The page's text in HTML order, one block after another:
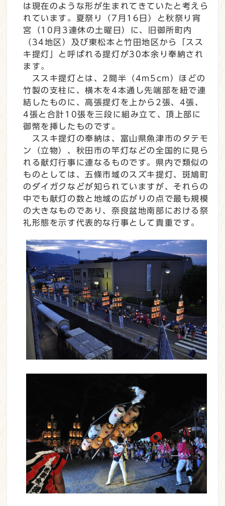
は現在のような形が生まれてきていたと考えら
れています。夏祭り（7月16日）と秋祭り宵
宮（10月3連休の土曜日）に、旧御所町内
（34地区）及び東松本と竹田地区から「スス
キ提灯」と呼ばれる提灯が30本余り奉納され
ます。
ススキ提灯とは、2間半（4m5cm）ほどの
竹製の支柱に、横木を4本通し先端部を紐で連
結したものに、高張提灯を上から2張、4張、
4張と合計10張を三段に組み立て、頂上部に
御幣を挿したものです。
ススキ提灯の奉納は、富山県魚津市のタテモ
ン（立物）、秋田市の竿灯などの全国的に見ら
れる献灯行事に連なるものです。県内で類似の
ものとしては、五條市域のスズキ提灯、斑鳩町
のダイガクなどが知られていますが、それらの
中でも献灯の数と地域の広がりの点で最も規模
の大きなものであり、奈良盆地南部における祭
礼形態を示す代表的な行事として貴重です。